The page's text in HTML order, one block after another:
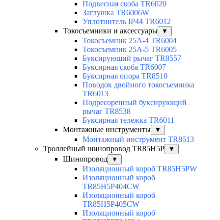
Подвесная скоба TR6020
Заглушка TR6006W
Уплотнитель IP44 TR6012
Токосъемники и аксессуары
▼
Токосъемник 25А-4 TR6004
Токосъемник 25А-5 TR6005
Буксирующий рычаг TR8557
Буксирная скоба TR6007
Буксирная опора TR8510
Поводок двойного токосъемника
TR6013
Подресоренный буксирующий
рычаг TR8538
Буксирная тележка TR6011
Монтажные инструменты
▼
Монтажный инструмент TR8513
Троллейный шинопровод TR85H5P
▼
Шинопровод ▼
Изоляционный короб TR85H5PW
Изоляционный короб
TR85H5P404CW
Изоляционный короб
TR85H5P405CW
Изоляционный короб